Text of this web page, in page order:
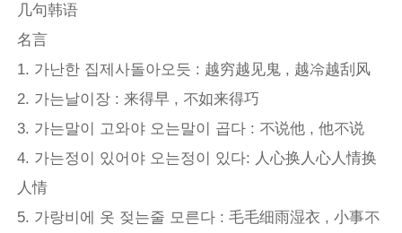
几句韩语
名言
1. 가난한 집제사돌아오듯 : 越穷越见鬼 , 越冷越刮风
2. 가는날이장 : 来得早 , 不如来得巧
3. 가는말이 고와야 오는말이 곱다 : 不说他 , 他不说
4. 가는정이 있어야 오는정이 있다: 人心换人心人情换
人情
5. 가랑비에 옷 젖는줄 모른다 : 毛毛细雨湿衣 , 小事不